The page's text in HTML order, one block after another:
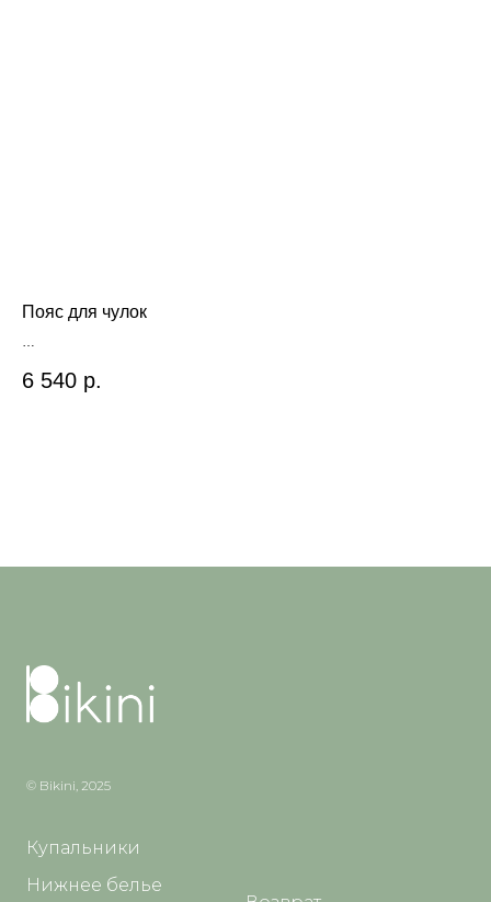
Пояс для чулок
6 540 р.
© Bikini, 2025
Купальники
Нижнее белье